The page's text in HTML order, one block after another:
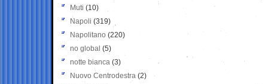
Muti (10)
Napoli (319)
Napolitano (220)
no global (5)
notte bianca (3)
Nuovo Centrodestra (2)